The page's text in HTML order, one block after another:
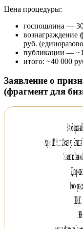
Цена процедуры:
госпошлина —
вознаграждение
руб.
публикации —
итого: ~40 000
Заявление о
(фрагмент для